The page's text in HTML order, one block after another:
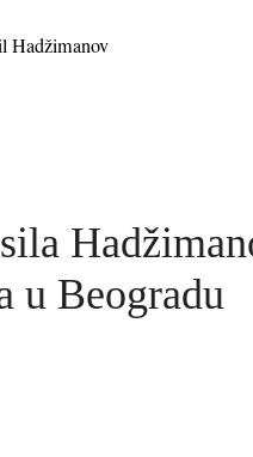
Hadžimanov
u Beogradu